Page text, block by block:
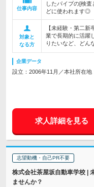
仕事内容
したパイプの[検
どに使われます◎
対象と
なる方
【未経験・第二
業で長期的に活躍
りたいなど、どん
企業データ
設立：2006年11月／本社所在地
求人詳細を見る
志望動機・自己PR不要
株式会社茶屋坂自動車学校 |
ませんか？